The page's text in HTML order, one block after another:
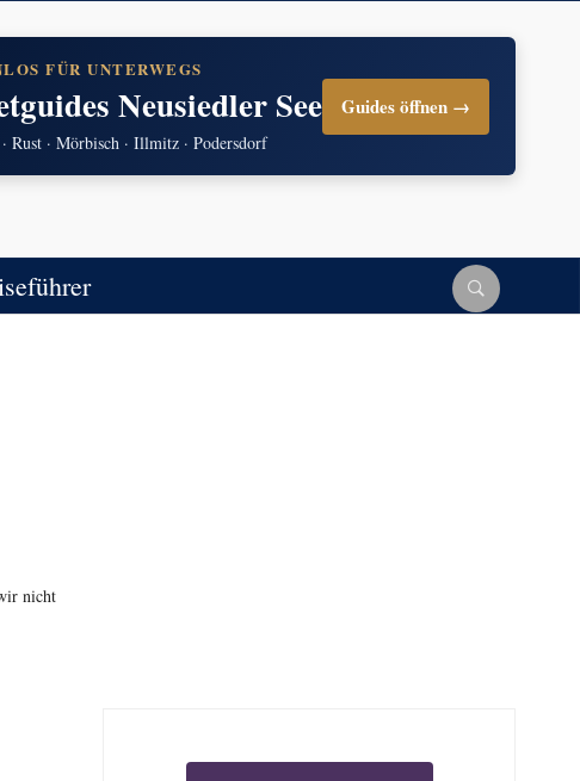
FÜR UNTERWEGS
Neusiedler See
Rust · Mörbisch · Illmitz · Podersdorf
Guides öffnen →
nicht